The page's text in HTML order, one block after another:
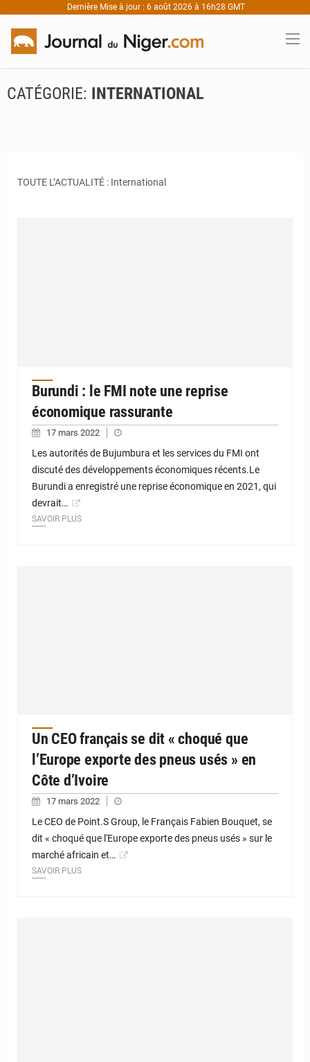
Dernière Mise à jour : 6 août 2026 à 16h28 GMT
CATÉGORIE: INTERNATIONAL
TOUTE L’ACTUALITÉ : International
Burundi : le FMI note une reprise
économique rassurante
17 mars 2022
Les autorités de Bujumbura et les services du FMI ont
discuté des développements économiques récents.Le
Burundi a enregistré une reprise économique en 2021, qui
devrait…
SAVOIR PLUS
Un CEO français se dit « choqué que
l’Europe exporte des pneus usés » en
Côte d’Ivoire
17 mars 2022
Le CEO de Point.S Group, le Français Fabien Bouquet, se
dit « choqué que l'Europe exporte des pneus usés » sur le
marché africain et…
SAVOIR PLUS